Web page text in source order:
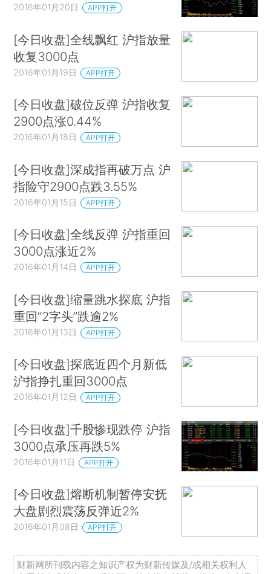
2016年01月20日 APP打开
[今日收盘]全线飘红 沪指放量
收复3000点
2016年01月19日 APP打开
[今日收盘]破位反弹 沪指收复
2900点涨0.44%
2016年01月18日 APP打开
[今日收盘]深成指再破万点 沪
指险守2900点跌3.55%
2016年01月15日 APP打开
[今日收盘]全线反弹 沪指重回
3000点涨近2%
2016年01月14日 APP打开
[今日收盘]缩量跳水探底 沪指
重回“2字头”跌逾2%
2016年01月13日 APP打开
[今日收盘]探底近四个月新低
沪指挣扎重回3000点
2016年01月12日 APP打开
[今日收盘]千股惨现跌停 沪指
3000点承压再跌5%
2016年01月11日 APP打开
[今日收盘]熔断机制暂停安抚
大盘剧烈震荡反弹近2%
2016年01月08日 APP打开
财新网所刊载内容之知识产权为财新传媒及/或相关权利人